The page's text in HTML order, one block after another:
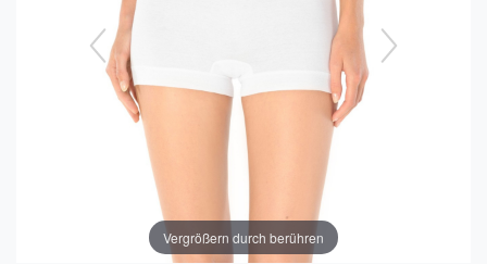
Vergrößern durch berühren